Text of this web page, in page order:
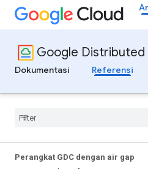
Google Distributed
Dokumentasi
Referensi
Perangkat GDC dengan air gap